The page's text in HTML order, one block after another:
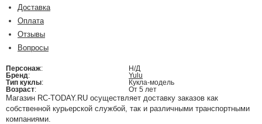
Доставка
Оплата
Отзывы
Вопросы
Персонаж:
Н/Д
Бренд:
Yulu
Тип куклы:
Кукла-модель
Возраст: От 5 лет
Магазин RC-TODAY.RU осуществляет доставку заказов как
собственной курьерской службой, так и различными транспортными
компаниями.